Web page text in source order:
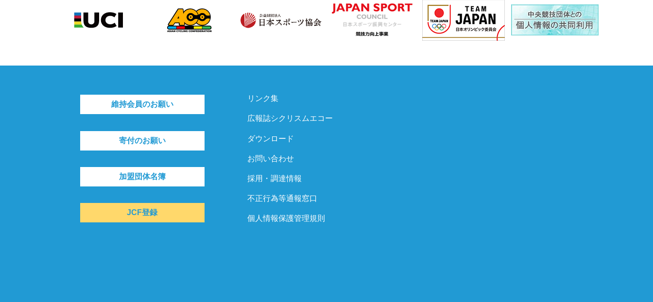
維持会員のお願い
寄付のお願い
加盟団体名簿
JCF登録
リンク集
広報誌シクリスムエコー
ダウンロード
お問い合わせ
採用・調達情報
不正行為等通報窓口
個人情報保護管理規則